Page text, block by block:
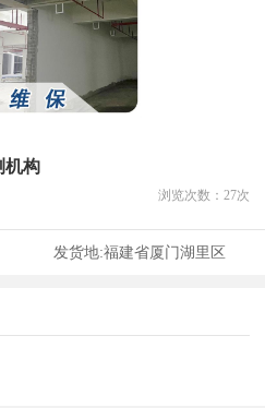
机构
浏览次数： 27次
发货地:福建省厦门湖里区